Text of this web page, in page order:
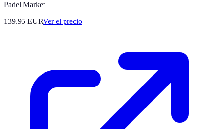
Padel Market
139.95 EURVer el precio